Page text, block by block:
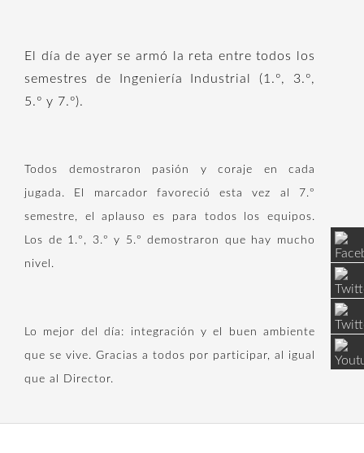
El día de ayer se armó la reta entre todos los
semestres de Ingeniería Industrial (1.º, 3.º,
5.º y 7.º).
Todos demostraron pasión y coraje en cada
jugada. El marcador favoreció esta vez al 7.º
semestre, el aplauso es para todos los equipos.
Los de 1.º, 3.º y 5.º demostraron que hay mucho
nivel.
Lo mejor del día: integración y el buen ambiente
que se vive. Gracias a todos por participar, al igual
que al Director.